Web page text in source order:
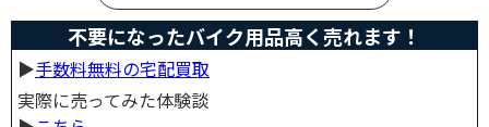
不要になったバイク用品高く売れます！
▶︎手数料無料の宅配買取
実際に売ってみた体験談